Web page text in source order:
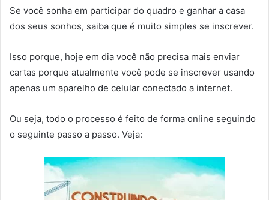
Se você sonha em participar do quadro e ganhar a casa
dos seus sonhos, saiba que é muito simples se inscrever.
Isso porque, hoje em dia você não precisa mais enviar
cartas porque atualmente você pode se inscrever usando
apenas um aparelho de celular conectado a internet.
Ou seja, todo o processo é feito de forma online seguindo
o seguinte passo a passo. Veja: